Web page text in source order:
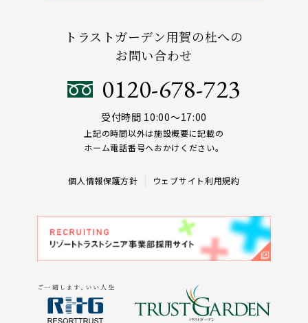
トラストガーデン用賀の杜への
お問い合わせ
0120-678-723
受付時間 10:00～17:00
上記の時間以外は施設概要に記載の
ホーム電話番号へおかけください。
個人情報保護方針 ウェブサイト利用規約